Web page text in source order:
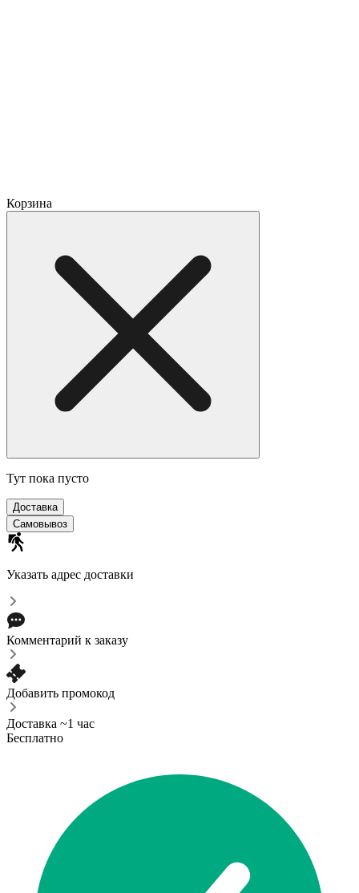
Корзина
Тут пока пусто
Доставка
Самовывоз
Указать адрес доставки
Комментарий к заказу
Добавить промокод
Доставка ~1 час
Бесплатно